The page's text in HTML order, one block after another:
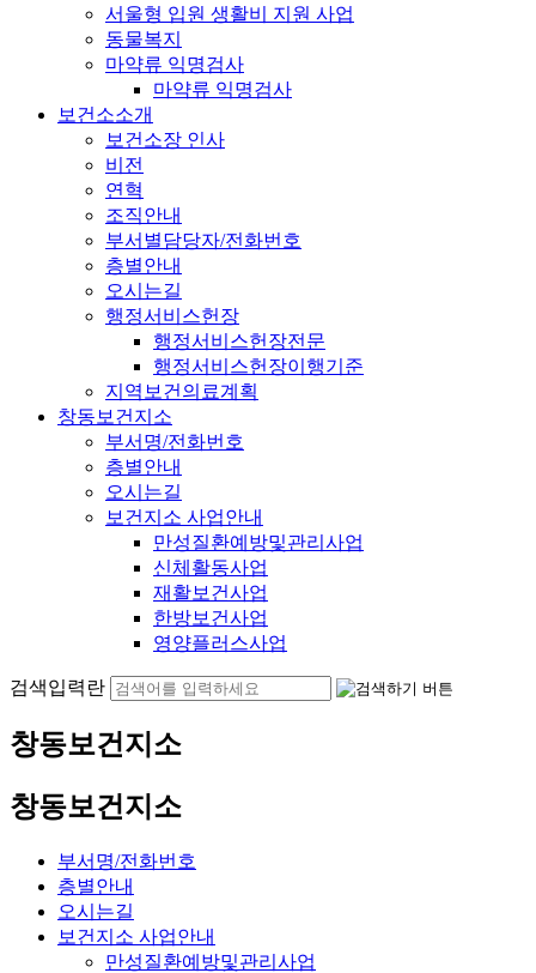
서울형 입원 생활비 지원 사업
동물복지
마약류 익명검사
마약류 익명검사
보건소소개
보건소장 인사
비전
연혁
조직안내
부서별담당자/전화번호
층별안내
오시는길
행정서비스헌장
행정서비스헌장전문
행정서비스헌장이행기준
지역보건의료계획
창동보건지소
부서명/전화번호
층별안내
오시는길
보건지소 사업안내
만성질환예방및관리사업
신체활동사업
재활보건사업
한방보건사업
영양플러스사업
검색입력란
창동보건지소
창동보건지소
부서명/전화번호
층별안내
오시는길
보건지소 사업안내
만성질환예방및관리사업